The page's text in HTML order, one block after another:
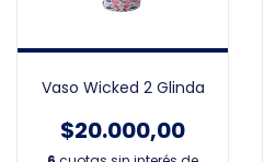
Vaso Wicked 2 Glinda
$20.000,00